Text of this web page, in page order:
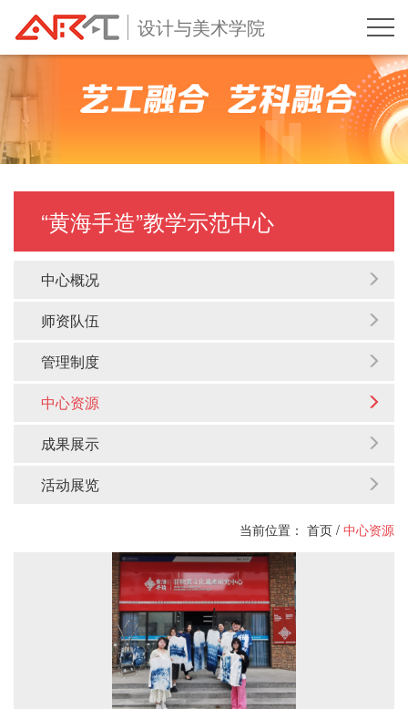
设计与美术学院
“黄海手造”教学示范中心
中心概况
师资队伍
管理制度
中心资源
成果展示
活动展览
当前位置： 首页 / 中心资源